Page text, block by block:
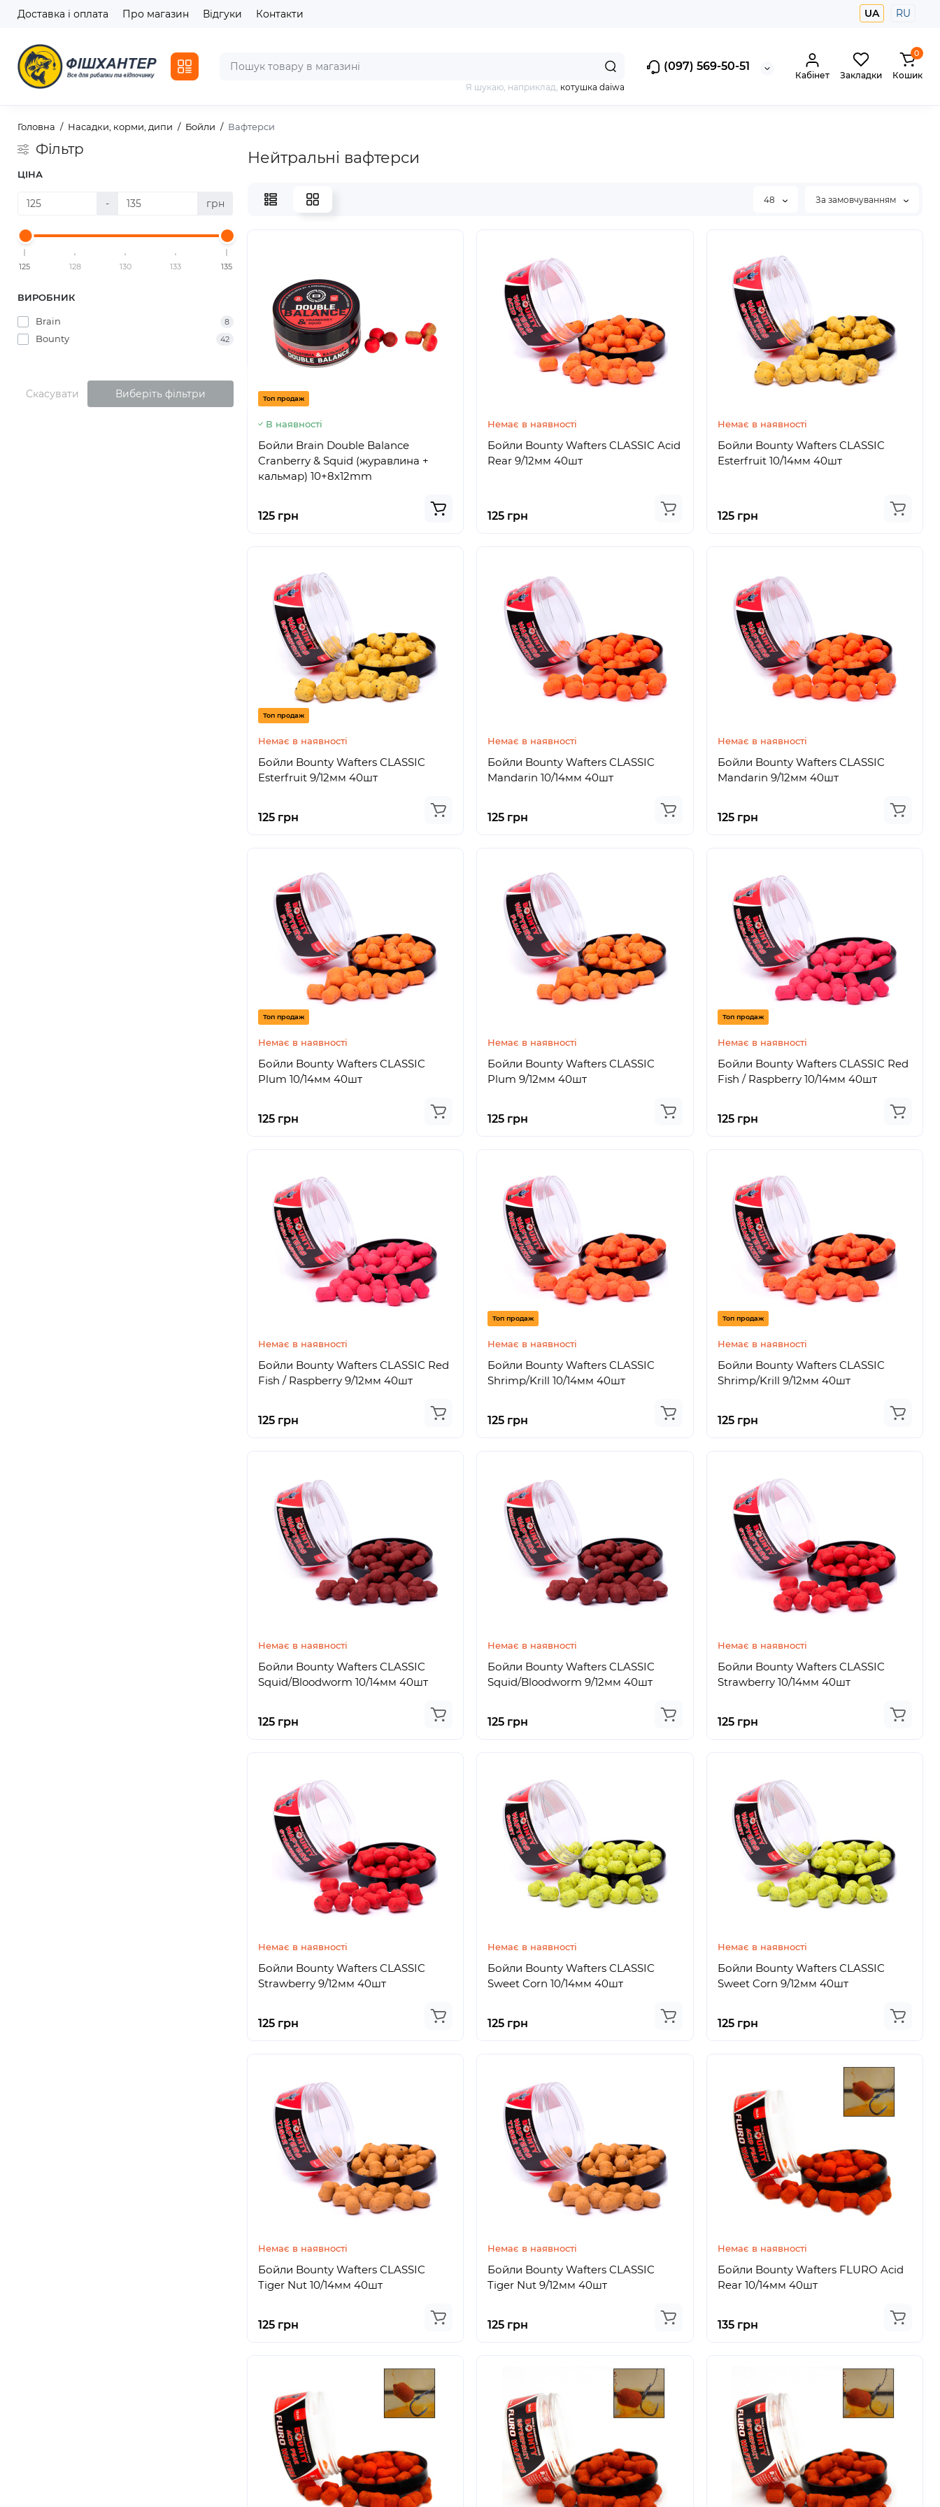
Доставка і оплата Про магазин Відгуки Контакти UA RU
(097) 569-50-51
Я шукаю, наприклад, котушка daiwa
Кабінет Закладки
0
Кошик
Головна Насадки, корми, дипи Бойли Вафтерси
Фільтр
ЦІНА
- грн
125 128 130 133 135
ВИРОБНИК
Brain 8
Bounty 42
Скасувати Виберіть фільтри
Нейтральні вафтерси
48 За замовчуванням
Топ продаж
В наявності
Бойли Brain Double Balance
Cranberry & Squid (журавлина +
кальмар) 10+8х12mm
125 грн
Немає в наявності
Бойли Bounty Wafters CLASSIC Acid
Rear 9/12мм 40шт
125 грн
Немає в наявності
Бойли Bounty Wafters CLASSIC
Esterfruit 10/14мм 40шт
125 грн
Топ продаж
Немає в наявності
Бойли Bounty Wafters CLASSIC
Esterfruit 9/12мм 40шт
125 грн
Немає в наявності
Бойли Bounty Wafters CLASSIC
Mandarin 10/14мм 40шт
125 грн
Немає в наявності
Бойли Bounty Wafters CLASSIC
Mandarin 9/12мм 40шт
125 грн
Топ продаж
Немає в наявності
Бойли Bounty Wafters CLASSIC
Plum 10/14мм 40шт
125 грн
Немає в наявності
Бойли Bounty Wafters CLASSIC
Plum 9/12мм 40шт
125 грн
Топ продаж
Немає в наявності
Бойли Bounty Wafters CLASSIC Red
Fish / Raspberry 10/14мм 40шт
125 грн
Немає в наявності
Бойли Bounty Wafters CLASSIC Red
Fish / Raspberry 9/12мм 40шт
125 грн
Топ продаж
Немає в наявності
Бойли Bounty Wafters CLASSIC
Shrimp/Krill 10/14мм 40шт
125 грн
Топ продаж
Немає в наявності
Бойли Bounty Wafters CLASSIC
Shrimp/Krill 9/12мм 40шт
125 грн
Немає в наявності
Бойли Bounty Wafters CLASSIC
Squid/Bloodworm 10/14мм 40шт
125 грн
Немає в наявності
Бойли Bounty Wafters CLASSIC
Squid/Bloodworm 9/12мм 40шт
125 грн
Немає в наявності
Бойли Bounty Wafters CLASSIC
Strawberry 10/14мм 40шт
125 грн
Немає в наявності
Бойли Bounty Wafters CLASSIC
Strawberry 9/12мм 40шт
125 грн
Немає в наявності
Бойли Bounty Wafters CLASSIC
Sweet Corn 10/14мм 40шт
125 грн
Немає в наявності
Бойли Bounty Wafters CLASSIC
Sweet Corn 9/12мм 40шт
125 грн
Немає в наявності
Бойли Bounty Wafters CLASSIC
Tiger Nut 10/14мм 40шт
125 грн
Немає в наявності
Бойли Bounty Wafters CLASSIC
Tiger Nut 9/12мм 40шт
125 грн
Немає в наявності
Бойли Bounty Wafters FLURO Acid
Rear 10/14мм 40шт
135 грн